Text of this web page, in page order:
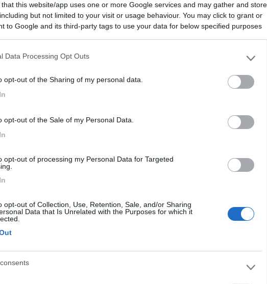
that this website/app uses one or more Google services and may gather and store
but not limited to your visit or usage behaviour. You may click to grant or
to Google and its third-party tags to use your data for below specified purposes
Data Processing Opt Outs
opt-out of the Sharing of my personal data.
opt-out of the Sale of my Personal Data.
opt-out of processing my Personal Data for Targeted
opt-out of Collection, Use, Retention, Sale, and/or Sharing
Data that Is Unrelated with the Purposes for which it
/ Posizione
nella penisola del Sinis, a 200 m dalla spiaggia ...
S'Arena Scoada 1
Posizione
a solo un chilomentro dal mare, offre possibilit...
- 723.4km
3,5
Posizione